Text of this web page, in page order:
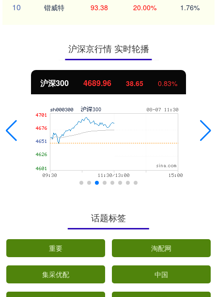
10 锴威特 93.38 20.00% 1.76%
沪深京行情 实时轮播
沪深300 4689.96 38.65 0.83%
话题标签
重要 淘配网
集采优配 中国